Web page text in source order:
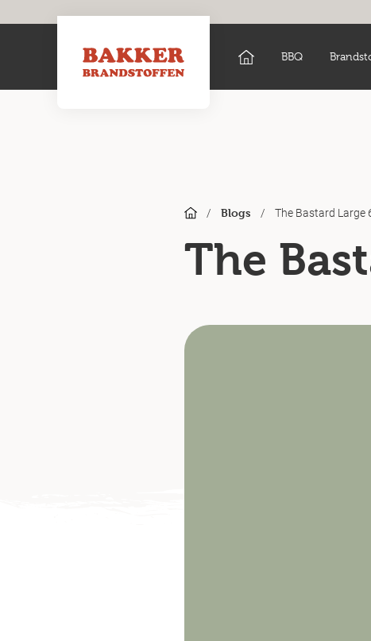
BBQ
/ Blogs / The Bastard Large
The